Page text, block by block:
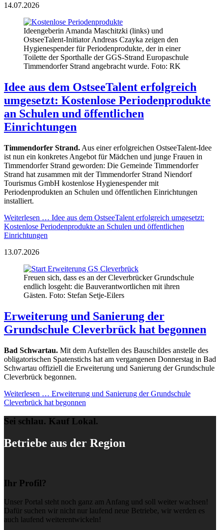
14.07.2026
Ideengeberin Amanda Maschitzki (links) und
OstseeTalent-Initiator Andreas Czayka zeigen den
Hygienespender für Periodenprodukte, der in einer
Toilette der Sporthalle der GGS-Strand Europaschule
Timmendorfer Strand angebracht wurde. Foto: RK
Idee aus dem OstseeTalent erfolgreich
umgesetzt: Kostenlose Periodenprodukte
an Schulen und öffentlichen
Einrichtungen
Timmendorfer Strand. Aus einer erfolgreichen OstseeTalent-Idee
ist nun ein konkretes Angebot für Mädchen und junge Frauen in
Timmendorfer Strand geworden: Die Gemeinde Timmendorfer
Strand hat zusammen mit der Timmendorfer Strand Niendorf
Tourismus GmbH kostenlose Hygienespender mit
Periodenprodukten an Schulen und öffentlichen Einrichtungen
installiert.
Weiterlesen … Idee aus dem OstseeTalent erfolgreich umgesetzt:
Kostenlose Periodenprodukte an Schulen und öffentlichen
Einrichtungen
13.07.2026
Freuen sich, dass es an der Cleverbrücker Grundschule
endlich losgeht: die Bauverantwortlichen mit ihren
Gästen. Foto: Stefan Setje-Eilers
Erweiterung und Sanierung der
Grundschule Cleverbrück hat begonnen
Bad Schwartau. Mit dem Aufstellen des Bauschildes anstelle des
obligatorischen Spatenstichs hat am vergangenen Donnerstag in Bad
Schwartau offiziell die Erweiterung und Sanierung der Grundschule
Cleverbrück begonnen.
Weiterlesen … Erweiterung und Sanierung der Grundschule
Cleverbrück hat begonnen
Sei schlau. Kauf Lokal.
Betriebe aus der Region
Ihr Profil?
Unser Portal steht noch ganz am Anfang und soll weiter wachsen!
Dafür suchen wir nicht nur laufend neue Betriebe, wir werden es
auch laufend weiterentwickeln!